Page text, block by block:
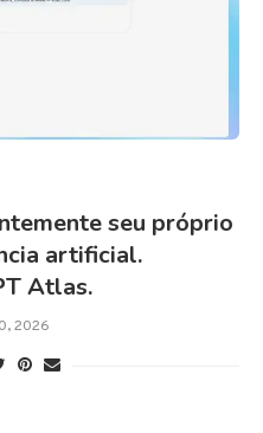
seu próprio
artificial.
Atlas.
2026